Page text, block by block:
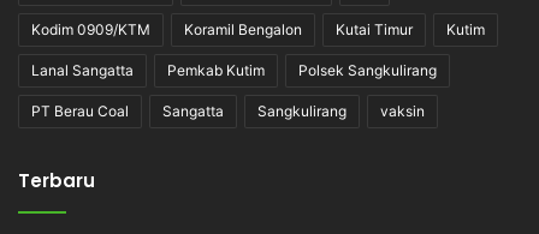
Kodim 0909/KTM Koramil Bengalon Kutai Timur Kutim
Lanal Sangatta Pemkab Kutim Polsek Sangkulirang
PT Berau Coal Sangatta Sangkulirang vaksin
Terbaru